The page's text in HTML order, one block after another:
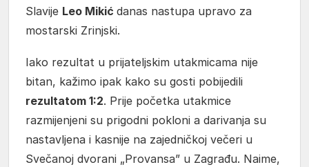
Slavije Leo Mikić danas nastupa upravo za
mostarski Zrinjski.
Iako rezultat u prijateljskim utakmicama nije
bitan, kažimo ipak kako su gosti pobijedili
rezultatom 1:2. Prije početka utakmice
razmijenjeni su prigodni pokloni a darivanja su
nastavljena i kasnije na zajedničkoj večeri u
Svečanoj dvorani „Provansa” u Zagrađu. Naime,